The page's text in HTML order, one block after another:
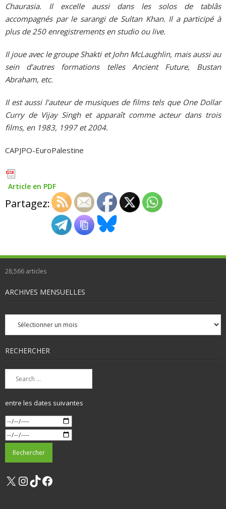
Chaurasia. Il excelle aussi dans les solos de tablâs
accompagnés par le sarangi de Sultan Khan. Il a participé à
plus de 250 enregistrements en studio ou live.
Il joue avec le groupe Shakti et John McLaughlin, mais aussi au
sein d’autres formations telles Ancient Future, Bustan
Abraham, etc.
Il est aussi l’auteur de musiques de films tels que One Dollar
Curry de Vijay Singh et apparaît comme acteur dans trois
films, en 1983, 1997 et 2004.
CAPJPO-EuroPalestine
Article en PDF
Partagez:
28,566 articles
ARCHIVES MENSUELLES
Archives
mensuelles
RECHERCHER
entre les dates suivantes
X Instagram
TikTok